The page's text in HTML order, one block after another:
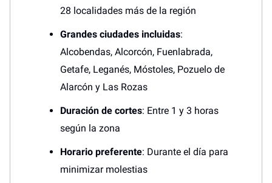
28 localidades más de la región
Grandes ciudades incluidas:
Alcobendas, Alcorcón, Fuenlabrada,
Getafe, Leganés, Móstoles, Pozuelo de
Alarcón y Las Rozas
Duración de cortes: Entre 1 y 3 horas
según la zona
Horario preferente: Durante el día para
minimizar molestias